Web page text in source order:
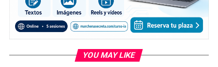
YOU MAY LIKE